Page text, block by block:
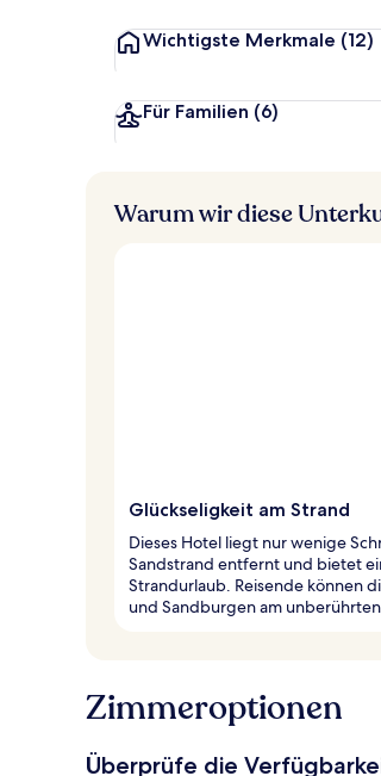
Wichtigste Merkmale (12)
Für Familien (6)
Warum wir diese
Glückseligkeit am Strand
Dieses Hotel liegt nur wenige
Sandstrand entfernt und bietet
Strandurlaub. Reisende können
und Sandburgen am
Zimmeroptionen
Überprüfe die